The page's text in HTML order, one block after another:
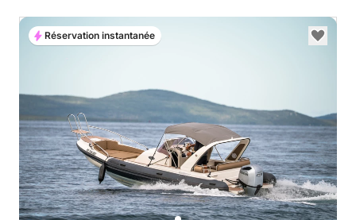
Réservation instantanée